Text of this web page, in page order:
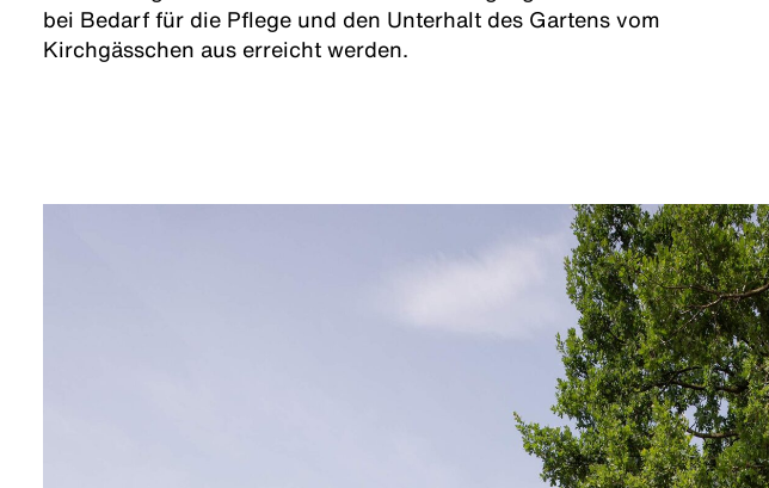
bei Bedarf für die Pflege und den Unterhalt des Gartens vom
Kirchgässchen aus erreicht werden.